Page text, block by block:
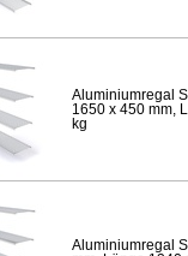
Aluminiumregal
1650 x 450 mm,
kg
Aluminiumregal